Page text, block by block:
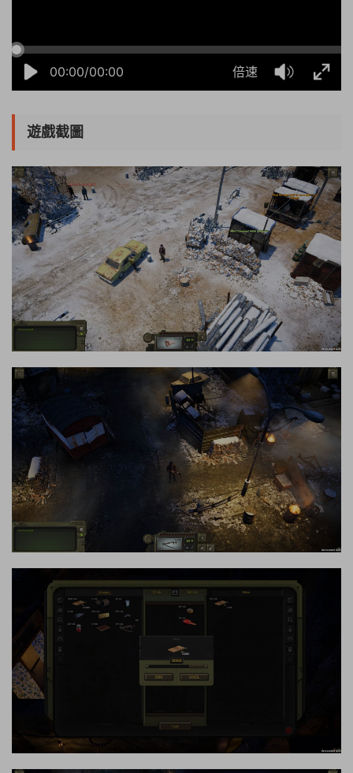
00:00/00:00 倍速
遊戲截圖